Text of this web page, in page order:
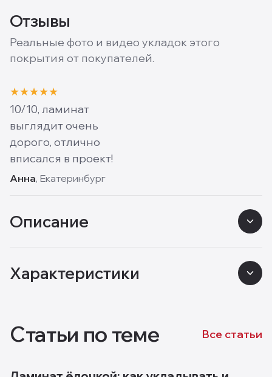
Отзывы
Реальные фото и видео укладок этого
покрытия от покупателей.
★★★★★
10/10, ламинат
выглядит очень
дорого, отлично
вписался в проект!
Анна, Екатеринбург
Описание
Характеристики
Статьи по теме Все статьи